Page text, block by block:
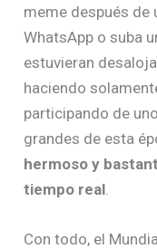
meme después de
WhatsApp o suba
estuvieran
haciendo
participando de
grandes de esta
hermoso y
tiempo real
Con todo, el